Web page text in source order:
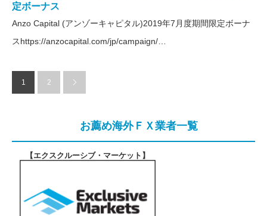
定ボーナス
Anzo Capital (アンゾーキャピタル)2019年7月度期間限定ボーナ
スhttps://anzocapital.com/jp/campaign/…
1 2
お薦め海外ＦＸ業者一覧
【エクスクルーシブ・マーケット 】